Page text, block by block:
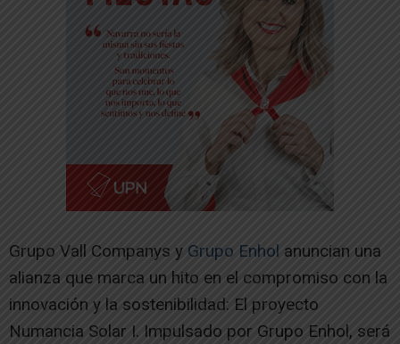
Grupo Vall Companys y Grupo Enhol anuncian una
alianza que marca un hito en el compromiso con la
innovación y la sostenibilidad: El proyecto
Numancia Solar I. Impulsado por Grupo Enhol, será